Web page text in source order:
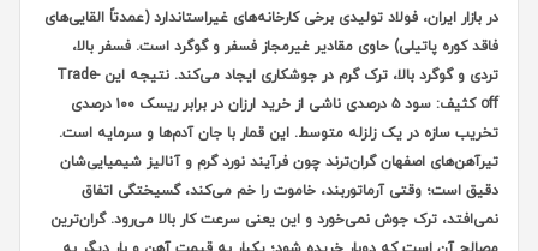
در بازار ایران، فولاد تولیدی برخی کارخانه‌های غیراستاندارد (عمدتاً القایی‌های
فاقد کوره پاتیلی) حاوی مقادیر غیرمجاز فسفر و گوگرد است. فسفر بالا،
تردی و گوگرد بالا، ترک گرم در جوشکاری ایجاد می‌کند. نتیجه این Trade-
off کثیف: سود ۵ درصدی ناشی از خرید ارزان در برابر ریسک ۱۰۰ درصدی
تخریب سازه در یک زلزله متوسط. این قمار با جان آدم‌ها و سرمایه است.
تیرآهن‌های اصفهان گران‌ترند چون فرآیند نورد گرم و آنالیز شیمیایی‌شان
دقیق است؛ وقتی آرماتوربند، خاموت را خم می‌کند، گسیختگی اتفاق
نمی‌افتد، ترک جوش نمی‌خورد و این یعنی سرعت کار بالا می‌رود. گران‌ترین